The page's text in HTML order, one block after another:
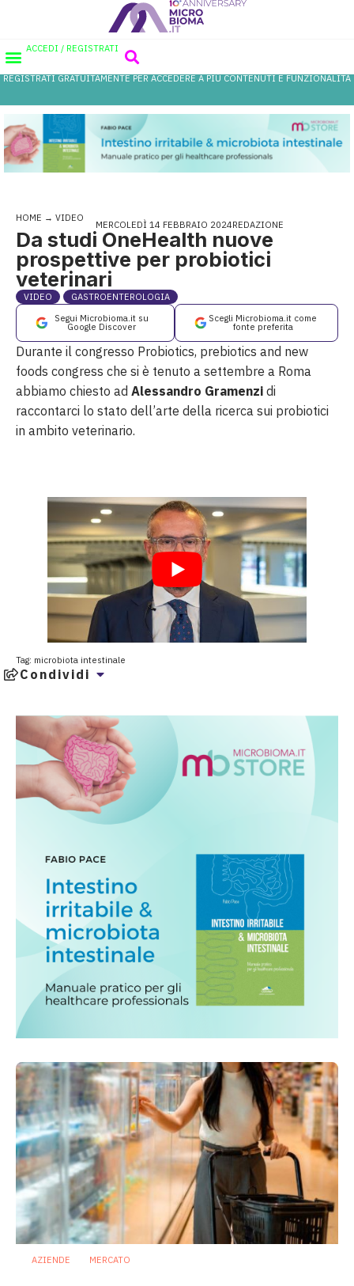
ACCEDI / REGISTRATI
REGISTRATI GRATUITAMENTE PER ACCEDERE A PIÙ CONTENUTI E FUNZIONALITÀ
HOME → VIDEO
MERCOLEDÌ 14 FEBBRAIO 2024REDAZIONE
Da studi OneHealth nuove
prospettive per probiotici
veterinari
VIDEO
GASTROENTEROLOGIA
Segui Microbioma.it su
Google Discover
Scegli Microbioma.it come
fonte preferita
Durante il congresso Probiotics, prebiotics and new
foods congress che si è tenuto a settembre a Roma
abbiamo chiesto ad Alessandro Gramenzi di
raccontarci lo stato dell’arte della ricerca sui probiotici
in ambito veterinario.
Tag: microbiota intestinale
Condividi
AZIENDE MERCATO